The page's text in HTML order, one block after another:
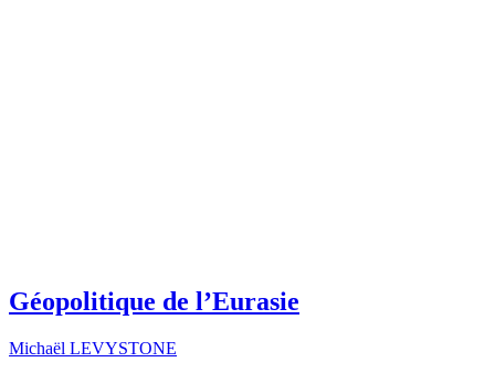
Géopolitique de l’Eurasie
Michaël LEVYSTONE